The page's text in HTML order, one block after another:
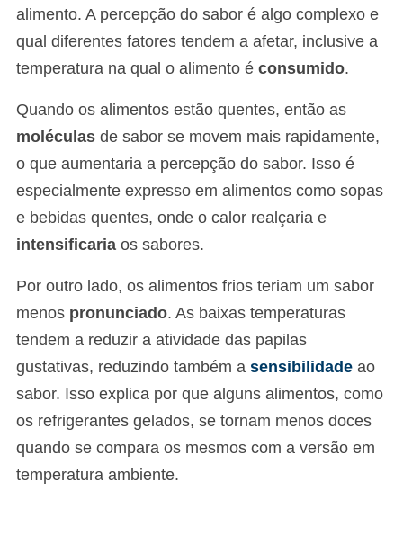
alimento. A percepção do sabor é algo complexo e
qual diferentes fatores tendem a afetar, inclusive a
temperatura na qual o alimento é consumido.
Quando os alimentos estão quentes, então as
moléculas de sabor se movem mais rapidamente,
o que aumentaria a percepção do sabor. Isso é
especialmente expresso em alimentos como sopas
e bebidas quentes, onde o calor realçaria e
intensificaria os sabores.
Por outro lado, os alimentos frios teriam um sabor
menos pronunciado. As baixas temperaturas
tendem a reduzir a atividade das papilas
gustativas, reduzindo também a sensibilidade ao
sabor. Isso explica por que alguns alimentos, como
os refrigerantes gelados, se tornam menos doces
quando se compara os mesmos com a versão em
temperatura ambiente.